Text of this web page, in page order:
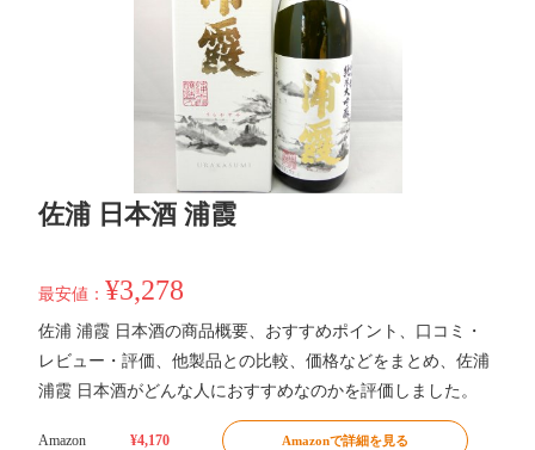
佐浦 日本酒 浦霞
最安値： ¥3,278
佐浦 浦霞 日本酒の商品概要、おすすめポイント、口コミ・
レビュー・評価、他製品との比較、価格などをまとめ、佐浦
浦霞 日本酒がどんな人におすすめなのかを評価しました。
Amazon ¥4,170 Amazonで詳細を見る